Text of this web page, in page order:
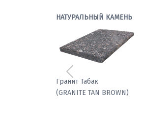
НАТУРАЛЬНЫЙ КАМЕНЬ
Гранит Табак
(GRANITE TAN BROWN)
Предыдущий